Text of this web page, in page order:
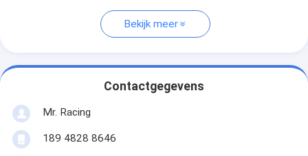
Bekijk meer
Contactgegevens
Mr. Racing
189 4828 8646